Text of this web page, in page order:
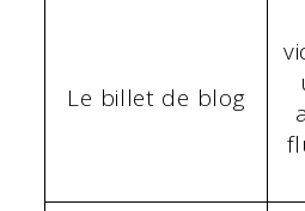
Le billet de blog